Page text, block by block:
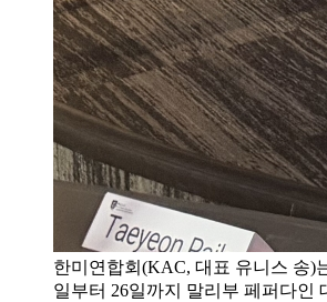
한미연합회(KAC, 대표 유니스 송)
일부터 26일까지 말리부 페퍼다인